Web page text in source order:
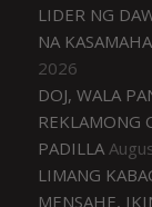
LIDER NG
NA
2026
DOJ, WALA
REKLAMONG
PADILLA
LIMANG
MENSAHE,